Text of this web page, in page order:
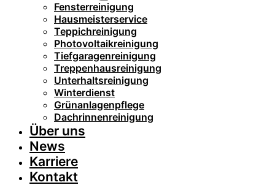
Fensterreinigung
Hausmeisterservice
Teppichreinigung
Photovoltaikreinigung
Tiefgaragenreinigung
Treppenhausreinigung
Unterhaltsreinigung
Winterdienst
Grünanlagenpflege
Dachrinnenreinigung
Über uns
News
Karriere
Kontakt